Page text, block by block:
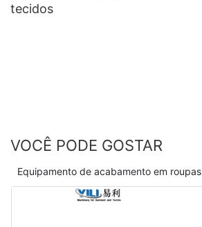
tecidos
VOCÊ PODE GOSTAR
Equipamento de acabamento em roupas